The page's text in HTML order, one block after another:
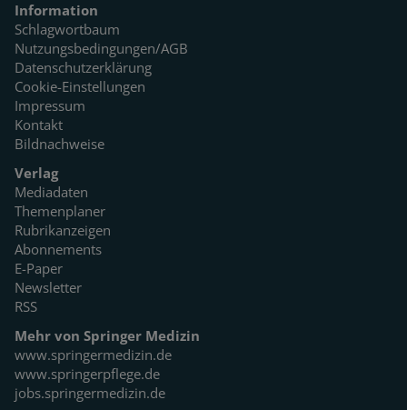
Information
Schlagwortbaum
Nutzungsbedingungen/AGB
Datenschutzerklärung
Cookie-Einstellungen
Impressum
Kontakt
Bildnachweise
Verlag
Mediadaten
Themenplaner
Rubrikanzeigen
Abonnements
E-Paper
Newsletter
RSS
Mehr von Springer Medizin
www.springermedizin.de
www.springerpflege.de
jobs.springermedizin.de